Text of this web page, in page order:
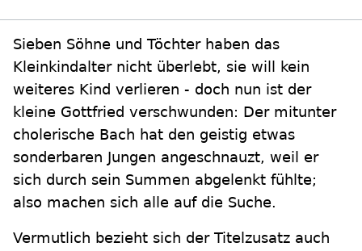
Sieben Söhne und Töchter haben das
Kleinkindalter nicht überlebt, sie will kein
weiteres Kind verlieren - doch nun ist der
kleine Gottfried verschwunden: Der mitunter
cholerische Bach hat den geistig etwas
sonderbaren Jungen angeschnauzt, weil er
sich durch sein Summen abgelenkt fühlte;
also machen sich alle auf die Suche.
Vermutlich bezieht sich der Titelzusatz auch